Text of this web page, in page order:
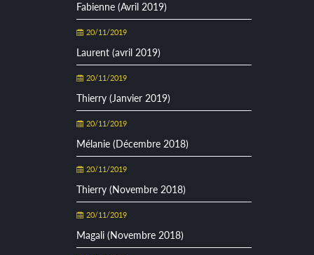
Fabienne (Avril 2019)
20/11/2019
Laurent (avril 2019)
20/11/2019
Thierry (Janvier 2019)
20/11/2019
Mélanie (Décembre 2018)
20/11/2019
Thierry (Novembre 2018)
20/11/2019
Magali (Novembre 2018)